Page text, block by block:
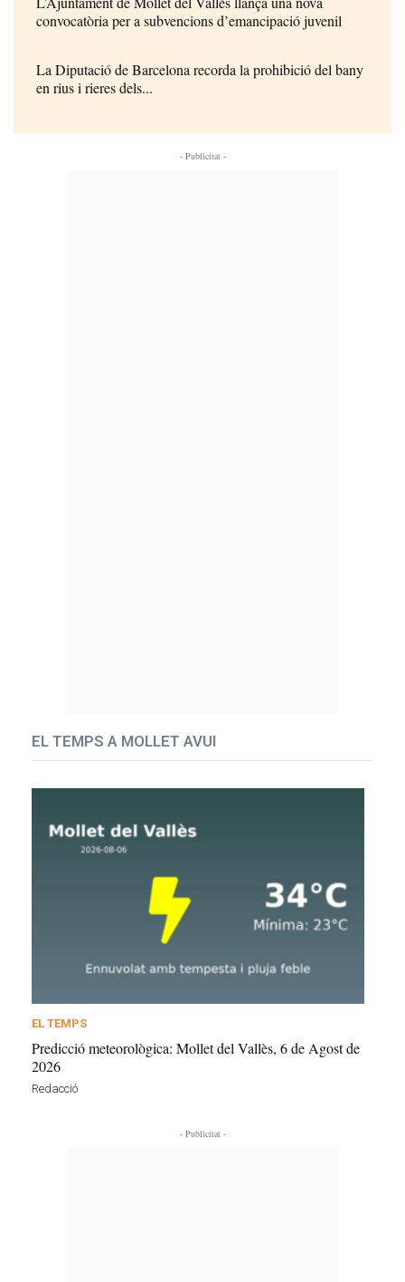
convocatòria per a subvencions d’emancipació juvenil
La Diputació de Barcelona recorda la prohibició del bany
en rius i rieres dels...
- Publicitat -
EL TEMPS A MOLLET AVUI
EL TEMPS
Predicció meteorològica: Mollet del Vallès, 6 de Agost de
2026
Redacció
- Publicitat -